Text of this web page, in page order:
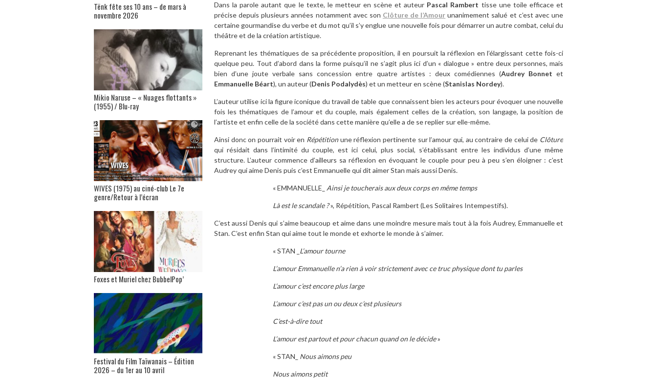
Dans la parole autant que le texte, le metteur en scène et auteur Pascal Rambert tisse une toile efficace et
précise depuis plusieurs années notamment avec son Clôture de l’Amour unanimement salué et c’est avec une
certaine gourmandise du verbe et du mot qu’il s’y englue une nouvelle fois pour démarrer un autre combat, celui du
théâtre et de la création artistique.
Reprenant les thématiques de sa précédente proposition, il en poursuit la réflexion en l’élargissant cette fois-ci
quelque peu. Tout d’abord dans la forme puisqu’il ne s’agit plus ici d’un « dialogue » entre deux personnes, mais
bien d’une joute verbale sans concession entre quatre artistes : deux comédiennes (Audrey Bonnet et
Emmanuelle Béart), un auteur (Denis Podalydès) et un metteur en scène (Stanislas Nordey).
L’auteur utilise ici la figure iconique du travail de table que connaissent bien les acteurs pour évoquer une nouvelle
fois les thématiques de l’amour et du couple, mais également celles de la création, son langage, la position de
l’artiste et enfin celle de la société dans cette manière qu’elle a de se replier sur elle-même.
Ainsi donc on pourrait voir en Répétitionune réflexion pertinente sur l’amour qui, au contraire de celui de Clôture
qui résidait dans l’intimité du couple, est ici celui, plus social, s’établissant entre les individus d’une même
structure. L’auteur commence d’ailleurs sa réflexion en évoquant le couple pour peu à peu s’en éloigner : c’est
Audrey qui aime Denis puis c’est Emmanuelle qui dit aimer Stan mais aussi Denis.
« EMMANUELLE_ Ainsi je toucherais aux deux corps en même temps
Là est le scandale ?», Répétition, Pascal Rambert (Les Solitaires Intempestifs).
C’est aussi Denis qui s’aime beaucoup et aime dans une moindre mesure mais tout à la fois Audrey, Emmanuelle et
Stan. C’est enfin Stan qui aime tout le monde et exhorte le monde à s’aimer.
« STAN _ L’amour tourne
L’amour Emmanuelle n’a rien à voir strictement avec ce truc physique dont tu parles
L’amour c’est encore plus large
L’amour c’est pas un ou deux c’est plusieurs
C’est-à-dire tout
L’amour est partout et pour chacun quand on le décide»
« STAN_ Nous aimons peu
Nous aimons petit
Tënk fête ses 10 ans – de mars à
novembre 2026
Mikio Naruse – « Nuages flottants »
(1955) / Blu-ray
WIVES (1975) au ciné-club Le 7e
genre/Retour à l’écran
Foxes et Muriel chez BubbelPop’
Festival du Film Taïwanais – Édition
2026 – du 1er au 10 avril